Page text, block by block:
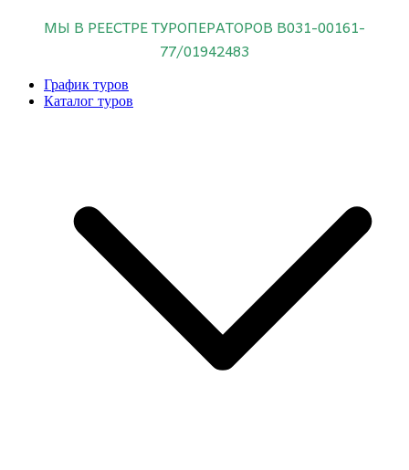
МЫ В РЕЕСТРЕ ТУРОПЕРАТОРОВ В031-00161-
77/01942483
График туров
Каталог туров